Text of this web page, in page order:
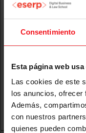
Consentimiento
Esta página web
Las cookies de este
los anuncios,
Además,
con nuestros
quienes pueden